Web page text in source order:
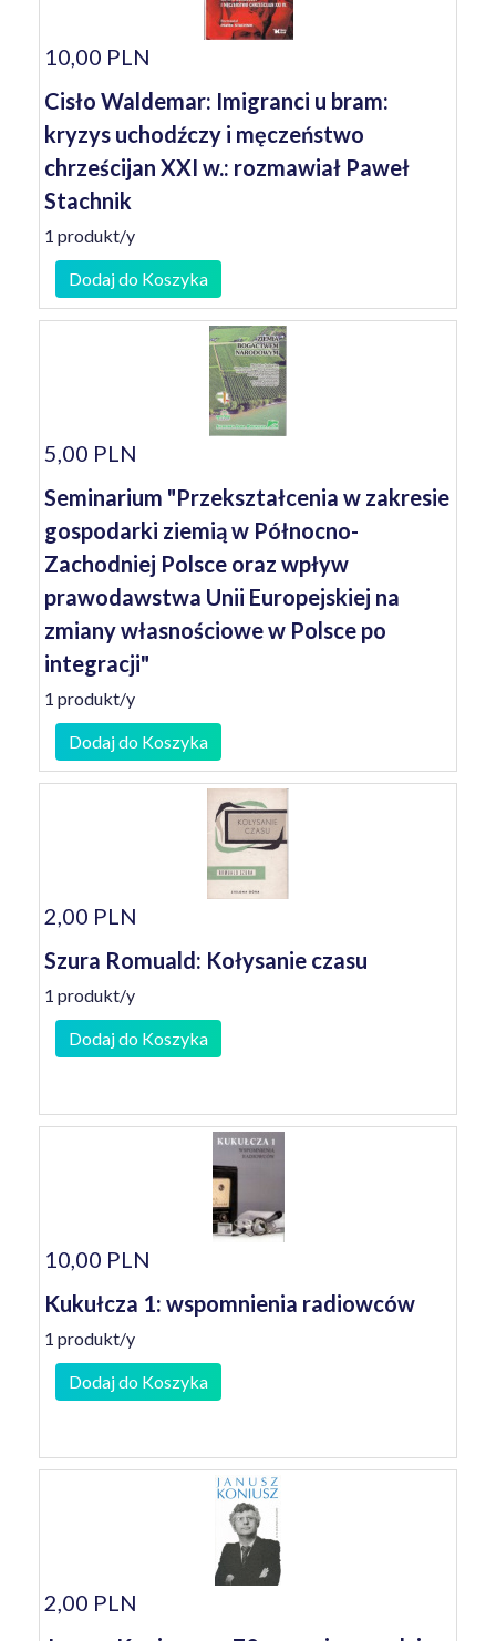
10,00 PLN
Cisło Waldemar: Imigranci u bram:
kryzys uchodźczy i męczeństwo
chrześcijan XXI w.: rozmawiał Paweł
Stachnik
1 produkt/y
Dodaj do Koszyka
5,00 PLN
Seminarium "Przekształcenia w zakresie
gospodarki ziemią w Północno-
Zachodniej Polsce oraz wpływ
prawodawstwa Unii Europejskiej na
zmiany własnościowe w Polsce po
integracji"
1 produkt/y
Dodaj do Koszyka
2,00 PLN
Szura Romuald: Kołysanie czasu
1 produkt/y
Dodaj do Koszyka
10,00 PLN
Kukułcza 1: wspomnienia radiowców
1 produkt/y
Dodaj do Koszyka
2,00 PLN